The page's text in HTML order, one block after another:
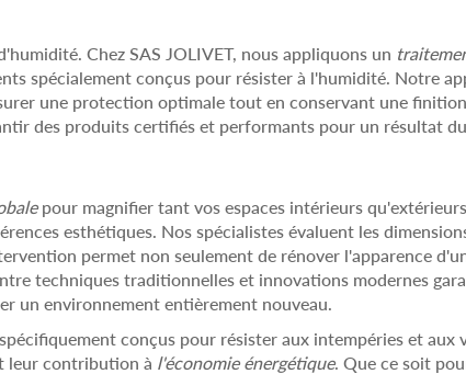
Chez SAS JOLIVET, nous appliquons un
spécialement conçus pour résister à l'humidité. Notre
une protection optimale tout en conservant une
des produits certifiés et performants pour un résultat
pour magnifier tant vos espaces intérieurs
esthétiques. Nos spécialistes évaluent les
permet non seulement de rénover l'apparence
techniques traditionnelles et innovations modernes
un environnement entièrement nouveau.
conçus pour résister aux intempéries et aux
leur contribution à l'économie énergétique. Que ce soit